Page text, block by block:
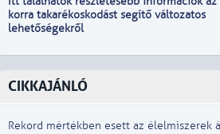
korra takarékoskodást segítő változatos
lehetőségekről
CIKKAJÁNLÓ
Rekord mértékben esett az élelmiszerek